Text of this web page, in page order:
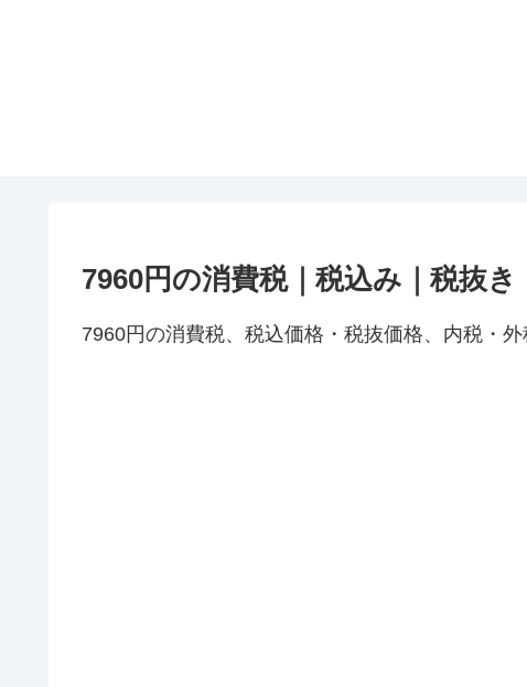
7960円の消費税｜税込み｜税抜き
7960円の消費税、税込価格・税抜価格、内税・